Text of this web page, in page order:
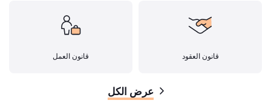
قانون العقود قانون العمل
عرض الكل